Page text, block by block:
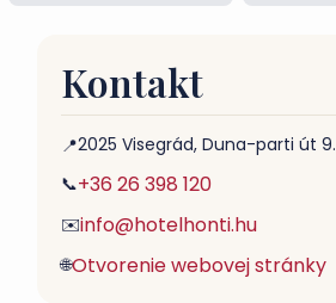
Kontakt
📍2025 Visegrád, Duna-parti út 9.
📞+36 26 398 120
✉️info@hotelhonti.hu
🌐Otvorenie webovej stránky